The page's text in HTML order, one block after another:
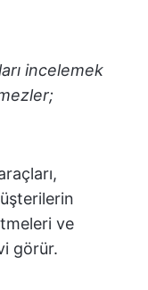
incelemek
ve
görür.